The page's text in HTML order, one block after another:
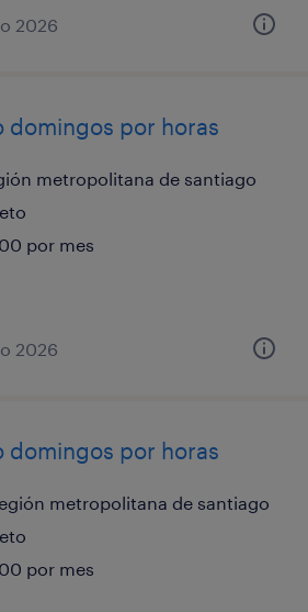
2026
domingos por horas
metropolitana de santiago
por mes
2026
domingos por horas
metropolitana de santiago
por mes